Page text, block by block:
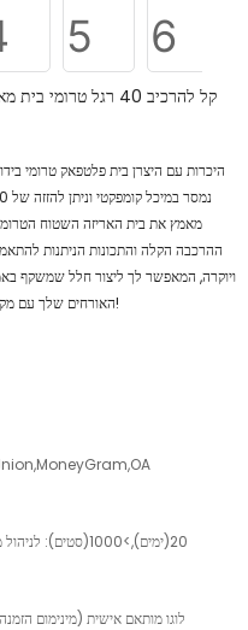
קל להרכיב 40 ​​רגל
היכרות עם היצרן בית פלטפאק טרומי
מאמץ את בית האריזה השטוח
ההרכבה הקלה והתכונות הניתנות
ויוקרה, המאפשר לך ליצור חלל שמשקף
האורחים שלך עם מקלט עכשווי זה המבטיח נוחות ונוחות, הכל בהישג ידך!
1-1000(סטים):20(ימים),>1000(סטים): לניהול משא ומתן(ימים)